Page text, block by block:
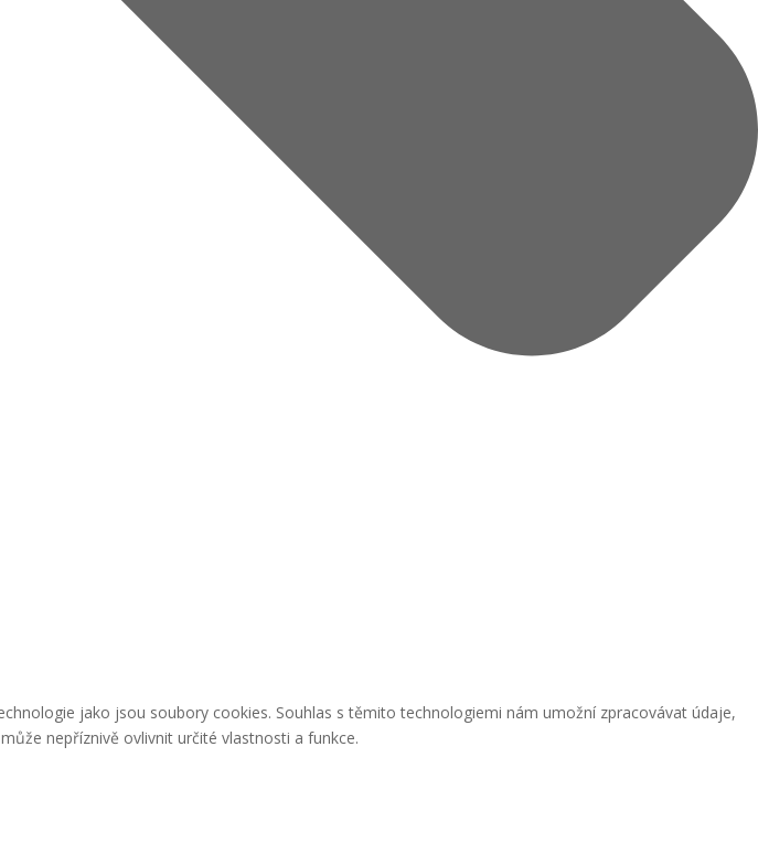
jako jsou soubory cookies. Souhlas s těmito technologiemi nám umožní zpracovávat údaje,
nepříznivě ovlivnit určité vlastnosti a funkce.